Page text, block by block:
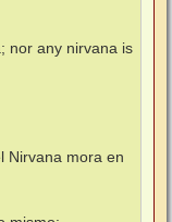
nor any nirvana is
Nirvana mora en